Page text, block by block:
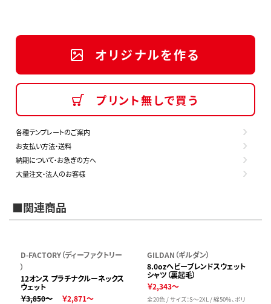
オリジナルを作る
プリント無しで買う
各種テンプレートのご案内
お支払い方法・送料
納期について・お急ぎの方へ
大量注文・法人のお客様
■関連商品
D-FACTORY（ディーファクトリー
）
12オンス プラチナクルーネックス
ウェット
￥3,850～
￥2,871～
GILDAN（ギルダン）
8.0ozヘビーブレンドスウェット
シャツ（裏起毛）
￥2,343～
全20色 / サイズ：S～2XL / 綿50％、ポリ